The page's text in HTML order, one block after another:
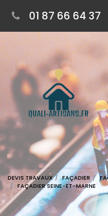
01 87 66 64 37
DEVIS TRAVAUX FAÇADIER
FAÇADIER SEINE-ET-MARNE